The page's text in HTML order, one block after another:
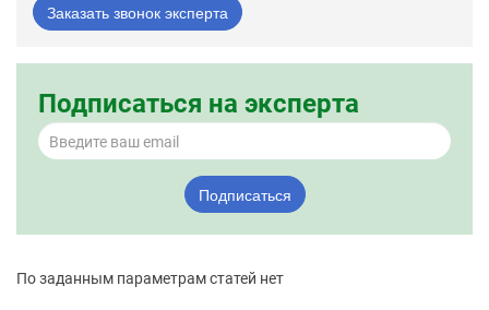
Заказать звонок эксперта
Подписаться на эксперта
Подписаться
По заданным параметрам статей нет